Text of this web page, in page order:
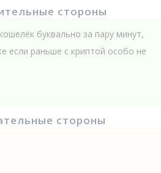
стороны
буквально за пару минут,
если раньше с криптой особо не
стороны